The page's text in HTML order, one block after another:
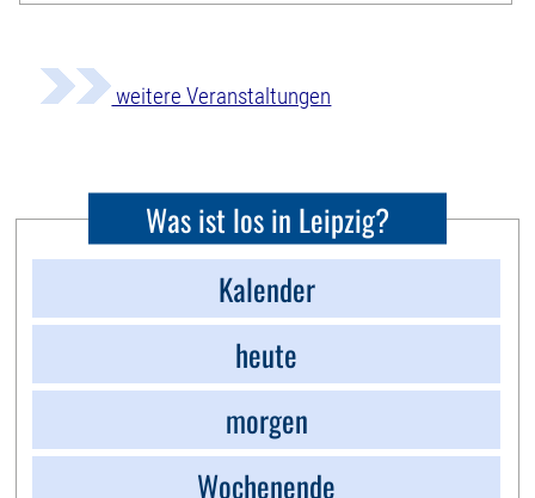
weitere Veranstaltungen
Was ist los in Leipzig?
Kalender
heute
morgen
Wochenende